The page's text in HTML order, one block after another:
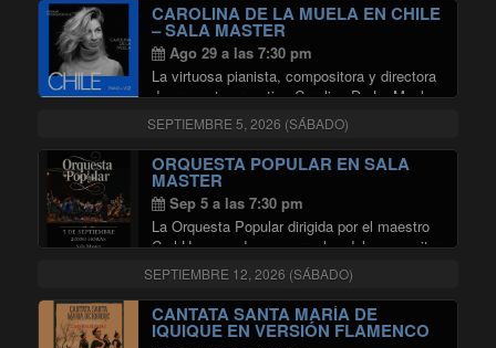
CAROLINA DE LA MUELA EN CHILE
– SALA MASTER
Ago 29 a las 7:30 pm
La virtuosa pianista, compositora y directora
de orquesta argentina Carolina De La Muela
llega por primera vez a Chile para ofrecer un
concierto íntimo que promete acariciar el
alma. Conocida por su profunda sensibilidad
en …Continuar leyendo"CAROLINA DE LA MUELA
SEPTIEMBRE 5, 2026 (SÁBADO)
ORQUESTA POPULAR EN SALA
MASTER
Sep 5 a las 7:30 pm
La Orquesta Popular dirigida por el maestro
Carl Hammond y con arreglos del compositor
Julio Hernaiz para cuerdas y voces,
presentan: TANGOS, BOLEROS Y VALSES
INOLVIDABLES en Sala Master.
Información del Evento: Fecha: Sábado …
SEPTIEMBRE 12, 2026 (SÁBADO)
CANTATA SANTA MARÍA DE
IQUIQUE EN VERSIÓN FLAMENCO